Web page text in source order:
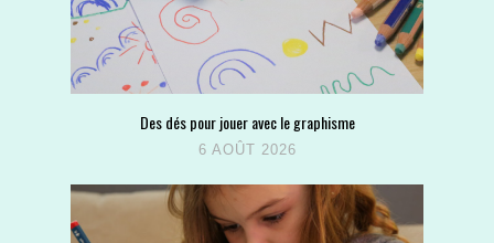
Des dés pour jouer avec le graphisme
6 AOÛT 2026